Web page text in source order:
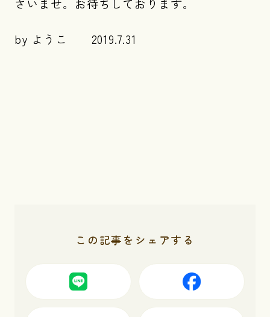
さいませ。お待ちしております。
by ようこ 2019.7.31
この記事をシェアする